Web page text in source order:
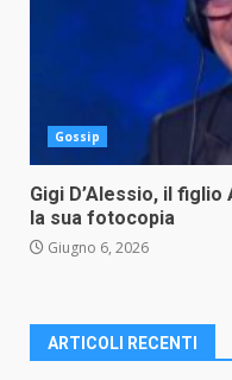
Gossip
Gigi D’Alessio, il
la sua fotocopia
Giugno 6, 2026
ARTICOLI RECENTI